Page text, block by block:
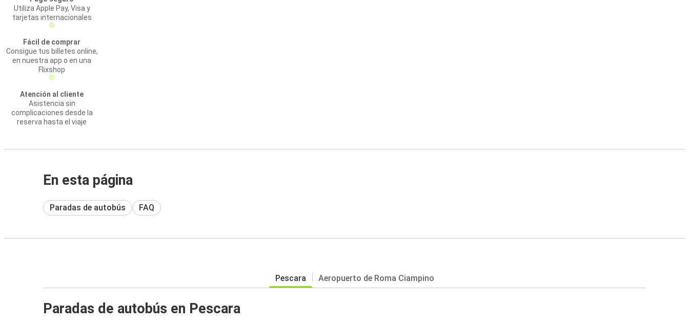
Utiliza Apple Pay, Visa y
tarjetas internacionales
Fácil de comprar
Consigue tus billetes online,
en nuestra app o en una
Flixshop
Atención al cliente
Asistencia sin
complicaciones desde la
reserva hasta el viaje
En esta página
Paradas de autobús FAQ
Pescara Aeropuerto de Roma Ciampino
Paradas de autobús en Pescara